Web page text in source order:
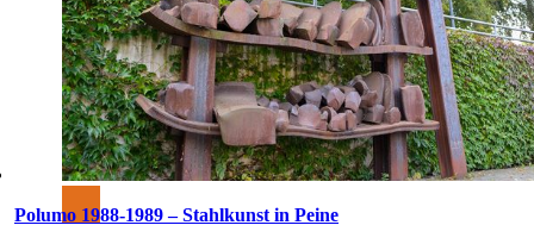
Polumo 1988-1989 – Stahlkunst in Peine